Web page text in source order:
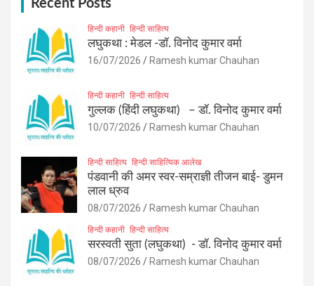
Recent Posts
हिन्दी कहानी हिन्दी साहित्य
लघुकथा : मेडल -डॉ. विनोद कुमार वर्मा
16/07/2026 Ramesh kumar Chauhan
हिन्दी कहानी हिन्दी साहित्य
गुल्लक (हिंदी लघुकथा) – डॉ. विनोद कुमार वर्मा
10/07/2026 Ramesh kumar Chauhan
हिन्दी साहित्य हिन्दी साहित्यिक आलेख
पंडवानी की अमर स्वर-सम्राज्ञी तीजन बाई- डुमन
लाल ध्रुव
08/07/2026 Ramesh kumar Chauhan
हिन्दी कहानी हिन्दी साहित्य
सरस्वती सुता (लघुकथा) ​- डॉ. विनोद कुमार वर्मा
08/07/2026 Ramesh kumar Chauhan